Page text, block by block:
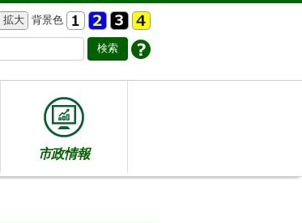
拡大 背景色
市政情報